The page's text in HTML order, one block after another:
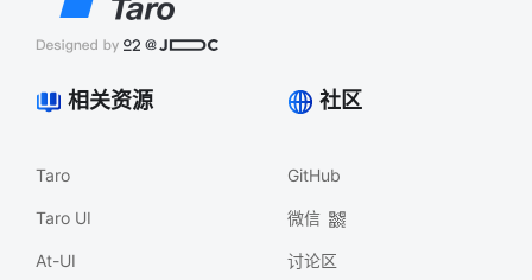
相关资源
Taro
Taro UI
At-UI
社区
GitHub
微信
讨论区